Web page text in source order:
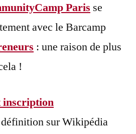
Paris se
avec le Barcamp
: une raison de plus
!
inscription
définition sur Wikipédia